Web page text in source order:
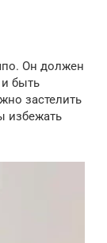
Он должен
быть
застелить
избежать